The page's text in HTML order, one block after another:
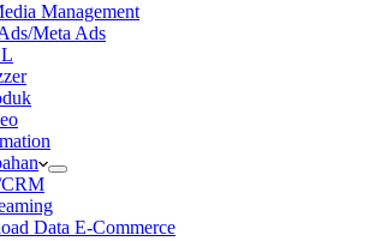
Management
Meta Ads
CRM
Data E-Commerce